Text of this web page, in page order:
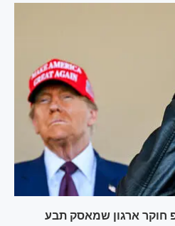
חוקר ארגון שמאסק תבע